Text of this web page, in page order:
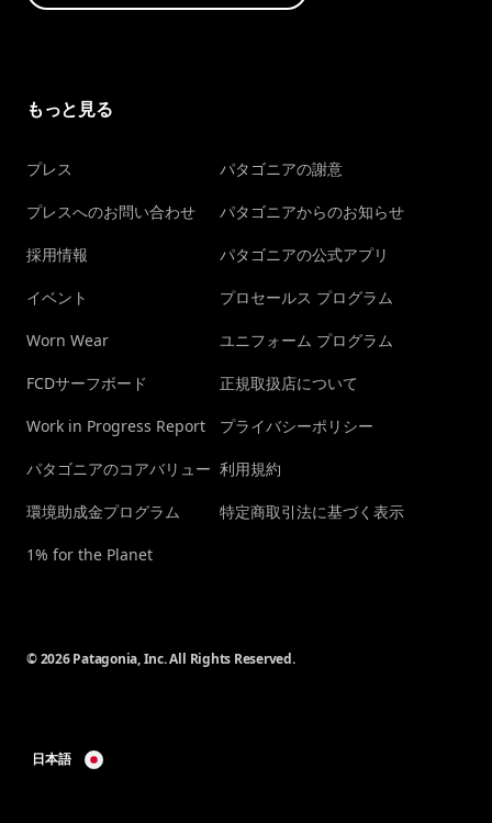
もっと見る
プレス
プレスへのお問い合わせ
採用情報
イベント
Worn Wear
FCDサーフボード
Work in Progress Report
パタゴニアのコアバリュー
環境助成金プログラム
1% for the Planet
パタゴニアの謝意
パタゴニアからのお知らせ
パタゴニアの公式アプリ
プロセールス プログラム
ユニフォーム プログラム
正規取扱店について
プライバシーポリシー
利用規約
特定商取引法に基づく表示
© 2026 Patagonia, Inc. All Rights Reserved.
日本語